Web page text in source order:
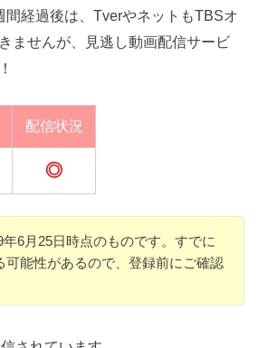
間経過後は、TverやネットもTBSオ
ませんが、見逃し動画配信サービ
配信状況
◎
6月25日時点のものです。すでに
可能性があるので、登録前にご確認